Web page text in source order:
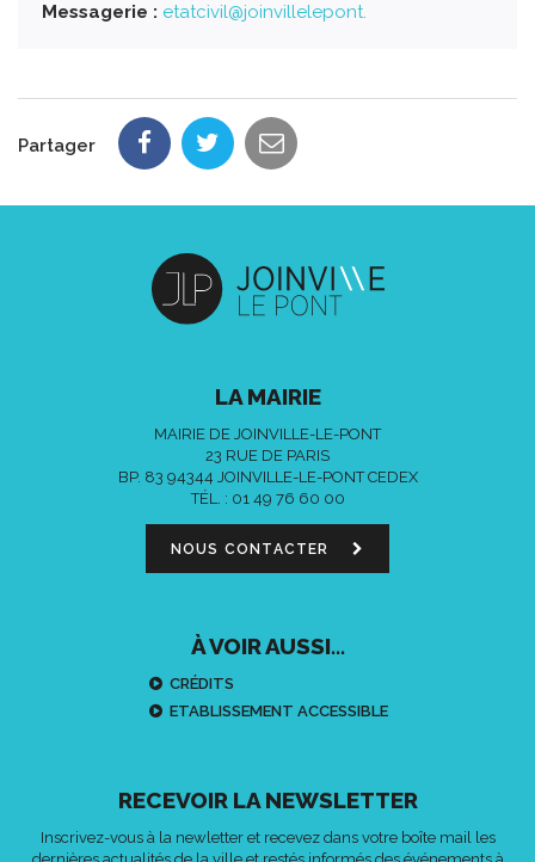
Messagerie : etatcivil@joinvillelepont.
Partager
LA MAIRIE
MAIRIE DE JOINVILLE-LE-PONT
23 RUE DE PARIS
BP. 83 94344 JOINVILLE-LE-PONT CEDEX
TÉL. : 01 49 76 60 00
NOUS CONTACTER
À VOIR AUSSI...
CRÉDITS
ETABLISSEMENT ACCESSIBLE
RECEVOIR LA NEWSLETTER
Inscrivez-vous à la newletter et recevez dans votre boîte mail les